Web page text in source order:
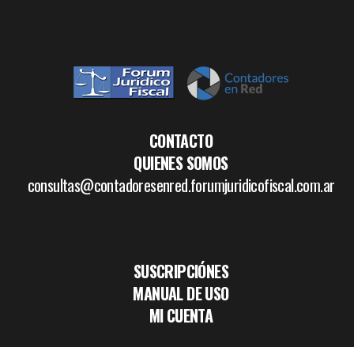
CONTACTO
QUIENES SOMOS
consultas@contadoresenred.forumjuridicofiscal.com.ar
SUSCRIPCIÓNES
MANUAL DE USO
MI CUENTA